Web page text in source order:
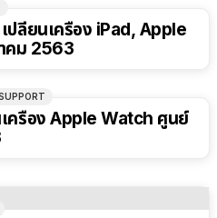
ปลี่ยนเครื่อง iPad, Apple
คม 2563
ครื่อง Apple Watch ศูนย์